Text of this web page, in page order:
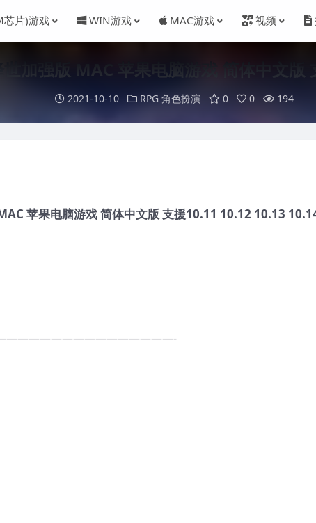
芯片)游戏 WIN游戏 MAC游戏 视频
加强版 MAC 苹果电脑游戏 简体中文
2021-10-10 RPG 角色扮演 0 0 194
苹果电脑游戏 简体中文版 支援10.11 10.12 10.13